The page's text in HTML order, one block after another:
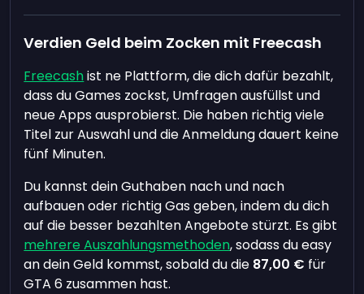
Verdien Geld beim Zocken mit Freecash
Freecashist ne Plattform, die dich dafür bezahlt,
dass du Games zockst, Umfragen ausfüllst und
neue Apps ausprobierst. Die haben richtig viele
Titel zur Auswahl und die Anmeldung dauert keine
fünf Minuten.
Du kannst dein Guthaben nach und nach
aufbauen oder richtig Gas geben, indem du dich
auf die besser bezahlten Angebote stürzt. Es gibt
mehrere Auszahlungsmethoden, sodass du easy
an dein Geld kommst, sobald du die 87,00 € für
GTA 6 zusammen hast.